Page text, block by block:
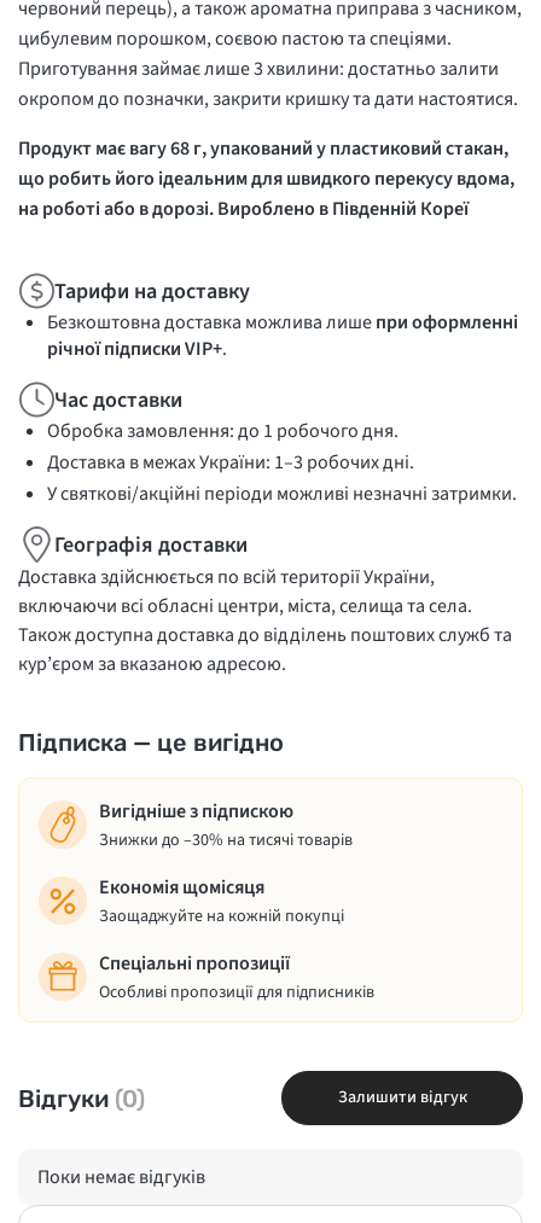
червоний перець), а також ароматна приправа з часником,
цибулевим порошком, соєвою пастою та спеціями.
Приготування займає лише 3 хвилини: достатньо залити
окропом до позначки, закрити кришку та дати настоятися.
Продукт має вагу 68 г, упакований у пластиковий стакан,
що робить його ідеальним для швидкого перекусу вдома,
на роботі або в дорозі. Вироблено в Південній Кореї
Тарифи на доставку
Безкоштовна доставка можлива лишепри оформленні
річної підписки VIP+.
Час доставки
Обробка замовлення: до 1 робочого дня.
Доставка в межах України: 1–3 робочих дні.
У святкові/акційні періоди можливі незначні затримки.
Географія доставки
Доставка здійснюється по всій території України,
включаючи всі обласні центри, міста, селища та села.
Також доступна доставка до відділень поштових служб та
кур’єром за вказаною адресою.
Підписка — це вигідно
Вигідніше з підпискою
Знижки до –30% на тисячі товарів
Економія щомісяця
Заощаджуйте на кожній покупці
Спеціальні пропозиції
Особливі пропозиції для підписників
Відгуки (0) Залишити відгук
Поки немає відгуків